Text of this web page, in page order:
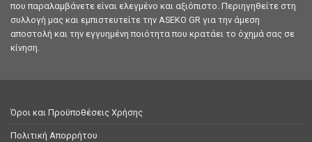
που παραλαμβάνετε είναι ελεγμένο και αξιόπιστο. Περιηγηθείτε στη
συλλογή μας και εμπιστευτείτε την ASEKO GR για την άμεση
αποστολή και την εγγυημένη ποιότητα που κρατάει το όχημά σας σε
κίνηση.
Όροι και Προϋποθέσεις Χρήσης
Πολιτική Απορρήτου